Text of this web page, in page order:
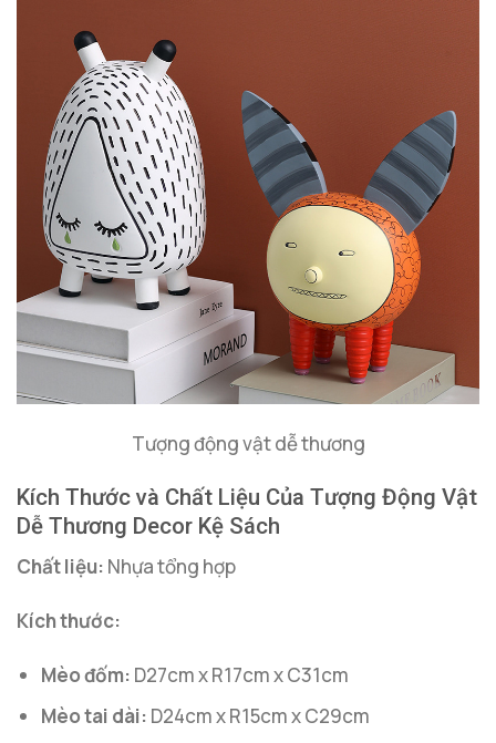
Tượng động vật dễ thương
Kích Thước và Chất Liệu Của Tượng Động Vật
Dễ Thương Decor Kệ Sách
Chất liệu: Nhựa tổng hợp
Kích thước:
Mèo đốm: D27cm x R17cm x C31cm
Mèo tai dài: D24cm x R15cm x C29cm